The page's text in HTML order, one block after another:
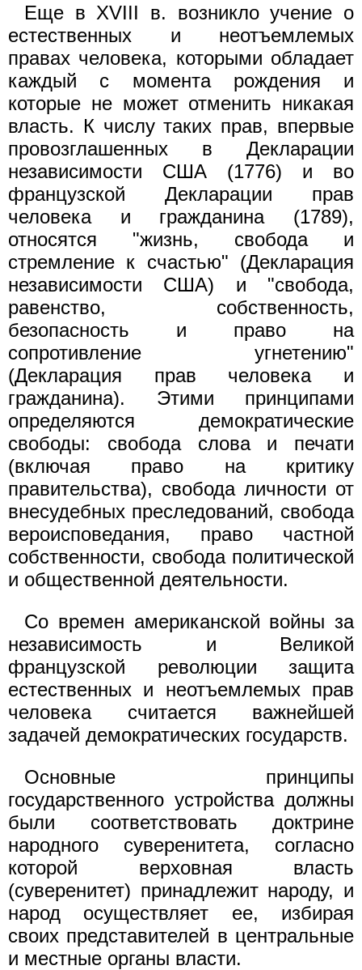
Еще в XVIII в. возникло учение о
естественных и неотъемлемых
правах человека, которыми обладает
каждый с момента рождения и
которые не может отменить никакая
власть. К числу таких прав, впервые
провозглашенных в Декларации
независимости США (1776) и во
французской Декларации прав
человека и гражданина (1789),
относятся "жизнь, свобода и
стремление к счастью" (Декларация
независимости США) и "свобода,
равенство, собственность,
безопасность и право на
сопротивление угнетению"
(Декларация прав человека и
гражданина). Этими принципами
определяются демократические
свободы: свобода слова и печати
(включая право на критику
правительства), свобода личности от
внесудебных преследований, свобода
вероисповедания, право частной
собственности, свобода политической
и общественной деятельности.
Со времен американской войны за
независимость и Великой
французской революции защита
естественных и неотъемлемых прав
человека считается важнейшей
задачей демократических государств.
Основные принципы
государственного устройства должны
были соответствовать доктрине
народного суверенитета, согласно
которой верховная власть
(суверенитет) принадлежит народу, и
народ осуществляет ее, избирая
своих представителей в центральные
и местные органы власти.